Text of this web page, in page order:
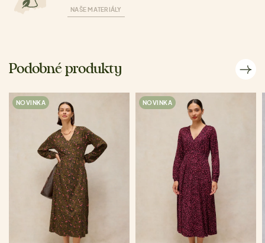
NAŠE MATERIÁLY
Podobné produkty
NOVINKA NOVINKA